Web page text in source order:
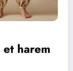
harem